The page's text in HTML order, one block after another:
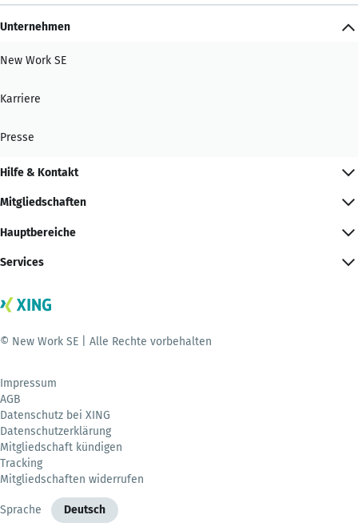
Unternehmen
New Work SE
Karriere
Presse
Hilfe & Kontakt
Mitgliedschaften
Hauptbereiche
Services
© New Work SE | Alle Rechte vorbehalten
Impressum
AGB
Datenschutz bei XING
Datenschutzerklärung
Mitgliedschaft kündigen
Tracking
Mitgliedschaften widerrufen
Sprache Deutsch